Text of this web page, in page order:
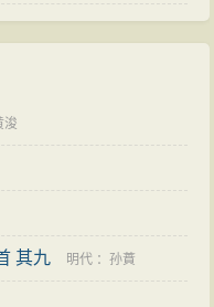
浚
其九 明代 ：孙蕡